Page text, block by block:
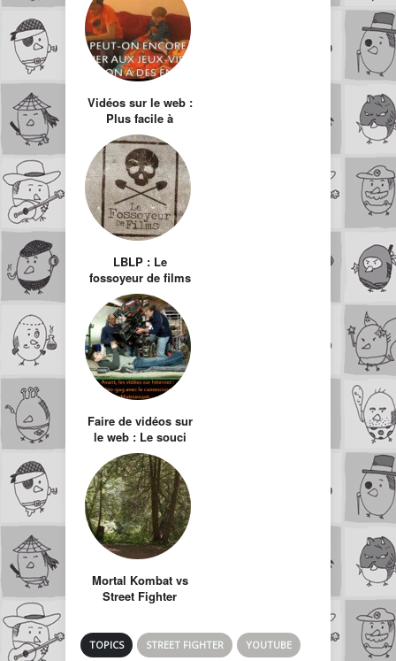
Vidéos sur le web :
Plus facile à
critiquer qu’à faire
LBLP : Le
fossoyeur de films
et ravalement de
façade de ma
chaîne
Faire de vidéos sur
le web : Le souci
du détail
Mortal Kombat vs
Street Fighter
TOPICS STREET FIGHTER YOUTUBE